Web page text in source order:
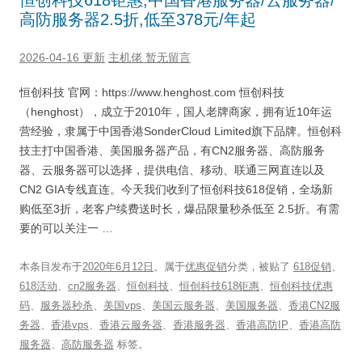
高防服务器2.5折,低至378元/年起
2026-04-16 更新 主机佬 暂无留言
恒创科技 官网：https://www.henghost.com 恒创科技
（henghost），成立于2010年，国人老牌商家，拥有近10年运
营经验，隶属于中国香港SonderCloud Limited旗下品牌。恒创科
技主打中国香港、美国服务器产品，有CN2服务器、高防服务
器、云服务器可以选择，提供电信、移动、联通三网直连以及
CN2 GIA专线直连。今天我们收到了恒创科技618促销，全场新
购低至3折，老客户续费送时长，爆品限量秒杀低至 2.5折。有需
要的可以关注一 …
本条目发布于2020年6月12日 。属于优惠促销分类，被贴了 618促销、
618活动、 cn2服务器、 恒创科技、 恒创科技618钜惠、 恒创科技优惠
码、 服务器秒杀、 美国vps、 美国云服务器、 美国服务器、 香港CN2服
务器、 香港vps、 香港云服务器、 香港服务器、 香港高防IP、 香港高防
服务器、 高防服务器 标签。